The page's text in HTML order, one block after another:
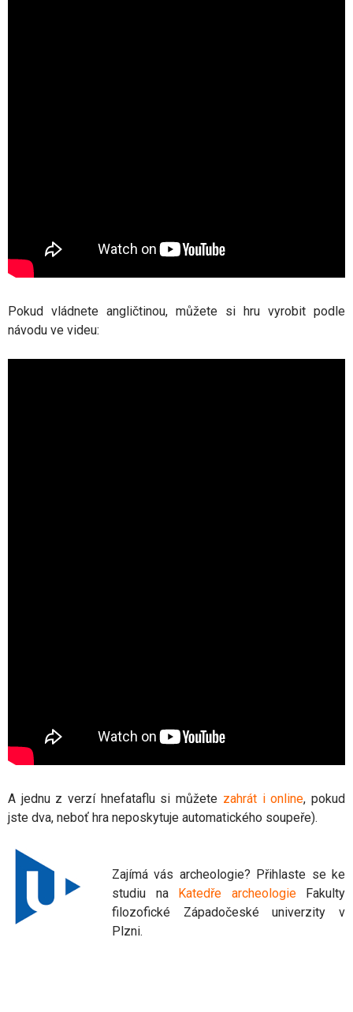
Pokud vládnete angličtinou, můžete si hru vyrobit podle
návodu ve videu:
A jednu z verzí hnefataflu si můžete zahrát i online, pokud
jste dva, neboť hra neposkytuje automatického soupeře).
Zajímá vás archeologie? Přihlaste se ke
studiu na Katedře archeologie
Fakulty
filozofické Západočeské univerzity v
Plzni.